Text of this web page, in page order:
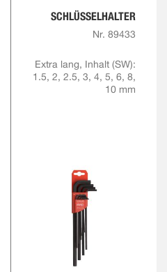
SCHLÜSSELHALTER
Nr. 89433
Extra lang, Inhalt (SW):
1.5, 2, 2.5, 3, 4, 5, 6, 8,
10 mm